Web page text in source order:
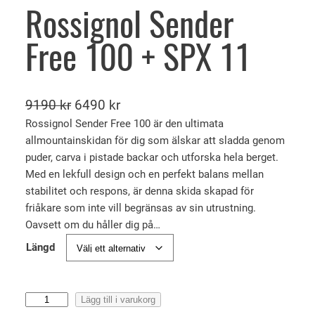
Rossignol Sender
Free 100 + SPX 11
9190kr D
e
t
u
s
p
r
u
g
6490 krD
e
t
n
v
a
r
a
d
Rossignol Sender Free 100 är den ultimata
allmountainskidan för dig som älskar att sladda genom
puder, carva i pistade backar och utforska hela berget.
Med en lekfull design och en perfekt balans mellan
stabilitet och respons, är denna skida skapad för
friåkare som inte vill begränsas av sin utrustning.
Oavsett om du håller dig på…
Längd
Lägg till i varukorg